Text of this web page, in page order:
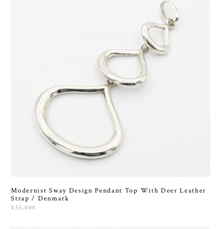
Modernist Sway Design Pendant Top With Deer Leather
Strap / Denmark
¥55,000